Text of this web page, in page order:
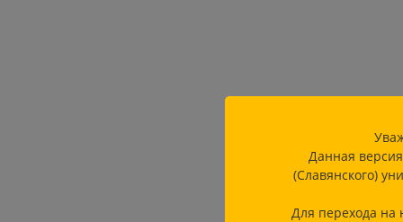
Данная
(Славянского)
Для перехода на